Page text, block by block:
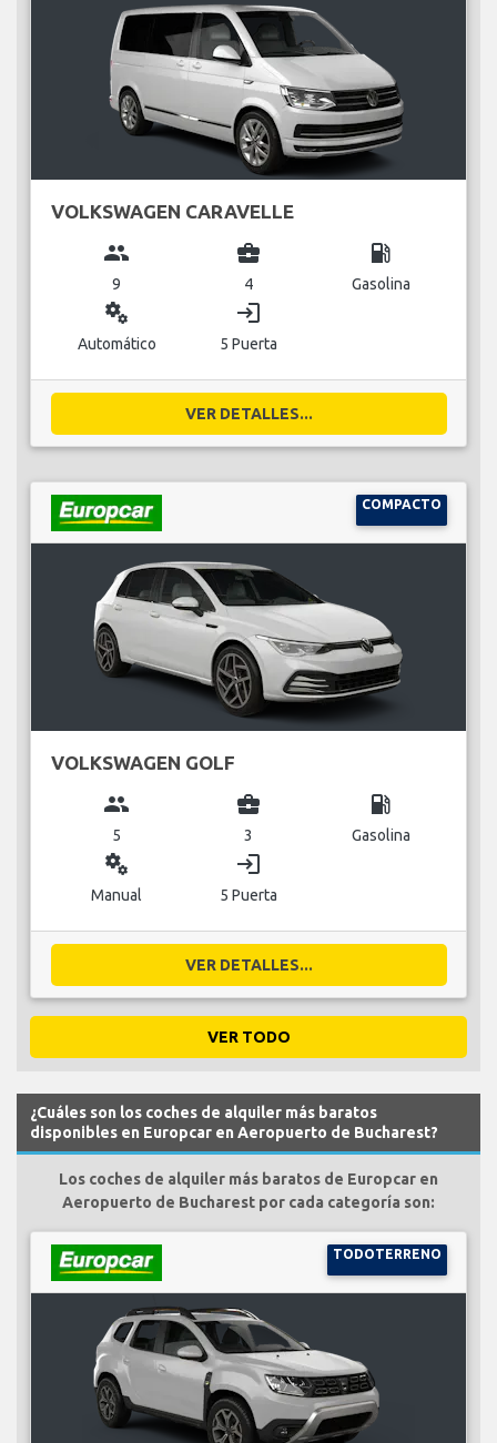
VOLKSWAGEN CARAVELLE
group
9
business_center
4
local_gas_station
Gasolina
miscellaneous_services
Automático
login
5 Puerta
VER DETALLES...
COMPACTO
VOLKSWAGEN GOLF
group
5
business_center
3
local_gas_station
Gasolina
miscellaneous_services
Manual
login
5 Puerta
VER DETALLES...
VER TODO
¿Cuáles son los coches de alquiler más baratos
disponibles en Europcar en Aeropuerto de Bucharest?
Los coches de alquiler más baratos de Europcar en
Aeropuerto de Bucharest por cada categoría son:
TODOTERRENO